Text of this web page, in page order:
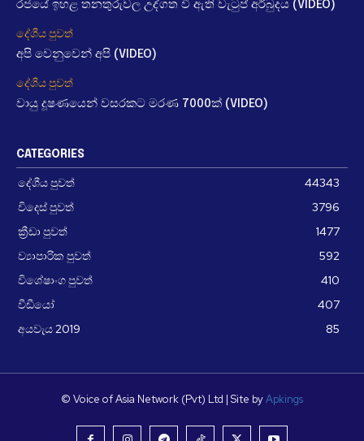
රජයේ ඉහළ තනතුරුවල උද්ගත වී ඇති වැටුප් අර්බුදය (VIDEO)
දේශීය පුවත්
අපි වෙනුවෙන් අපි (VIDEO)
දේශීය පුවත්
වායු දූෂණයෙන් වසරකට මරණ 7000ක් (VIDEO)
CATEGORIES
දේශීය පුවත්
44343
විදෙස් පුවත්
3796
ක්‍රීඩා පුවත්
1477
ව්‍යාපාරික පුවත්
592
විශේෂාංග පුවත්
410
වීඩීයෝ
407
අයවැය 2019
85
© Voice of Asia Network (Pvt) Ltd | Site byApkings